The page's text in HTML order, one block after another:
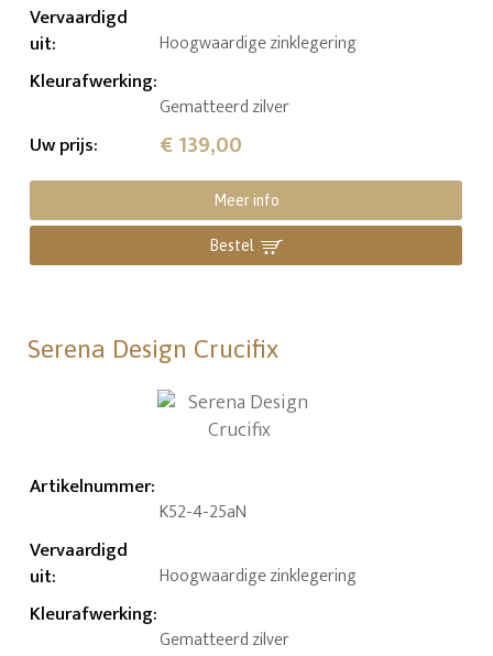
Vervaardigd
uit: Hoogwaardige zinklegering
Kleurafwerking:
Gematteerd zilver
Uw prijs: € 139,00
Meer info
Bestel
Serena Design Crucifix
Artikelnummer:
K52-4-25aN
Vervaardigd
uit: Hoogwaardige zinklegering
Kleurafwerking:
Gematteerd zilver